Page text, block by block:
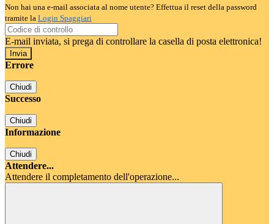
Non hai una e-mail associata al nome utente? Effettua il reset della password
tramite la Login Spaggiari
E-mail inviata, si prega di controllare la casella di posta elettronica!
Errore
Chiudi
Successo
Chiudi
Informazione
Chiudi
Attendere...
Attendere il completamento dell'operazione...